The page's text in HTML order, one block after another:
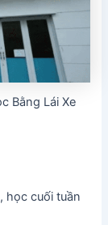
Bằng Lái Xe
học cuối tuần